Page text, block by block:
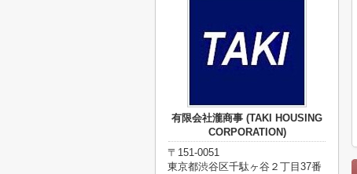
有限会社瀧商事 (TAKI HOUSING
CORPORATION)
〒151-0051
東京都渋谷区千駄ヶ谷２丁目37番